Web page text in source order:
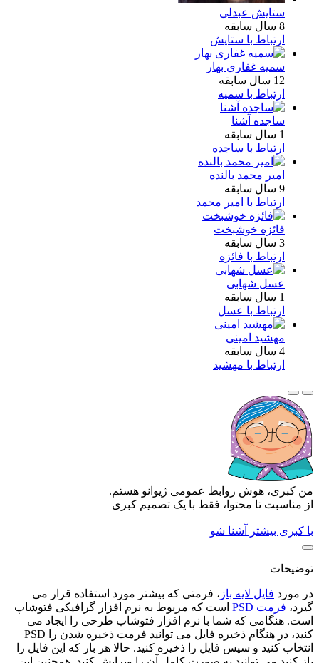
ستایش عبدلی
8 سال سابقه
ارتباط با ستایش
سمیه غفاری بهار
12 سال سابقه
ارتباط با سمیه
ساجده آشنا
1 سال سابقه
ارتباط با ساجده
امیر محمد بالنده
9 سال سابقه
ارتباط با امیر محمد
فائزه خوشبخت
3 سال سابقه
ارتباط با فائزه
عسل شهابی
1 سال سابقه
ارتباط با عسل
مهشید امینی
4 سال سابقه
ارتباط با مهشید
من کبری، هوش روابط عمومی ژیوانو هستم.
از مناسبت تا محتوا، فقط با یک تصمیم کبری
با کبری بیشتر آشنا شو
توضیحات
در مورد فایل لایه باز ، فرمتی که بیشتر مورد استفاده قرار می
گیرد، فرمت PSD
است که مربوط به نرم افزار گرافیکی فتوشاپ
است. هنگامی که شما با نرم افزار فتوشاپ طرحی را ایجاد می
کنید، در هنگام ذخیره فایل می توانید فرمت ذخیره شدن را PSD
انتخاب کنید و سپس فایل را ذخیره کنید. حالا هر بار که این فایل را